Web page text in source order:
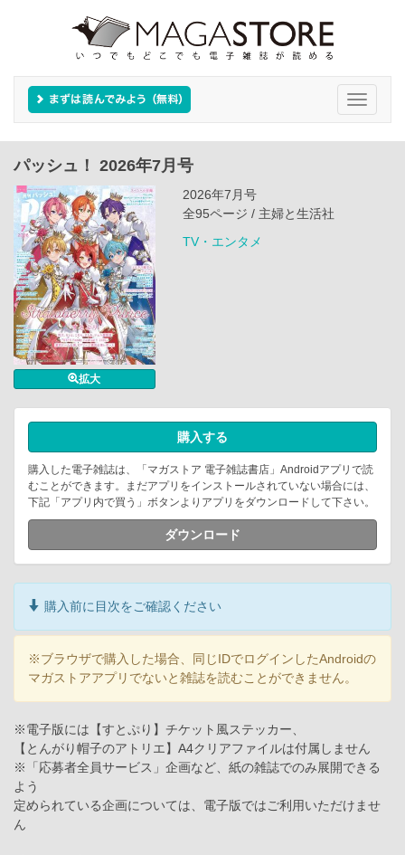
Toggle
パッシュ！ 2026年7月号
拡大
2026年7月号
全95ページ / 主婦と生活社
TV・エンタメ
購入する
購入した電子雑誌は、「マガストア 電子雑誌書店」Androidアプリで読
むことができます。まだアプリをインストールされていない場合には、
下記「アプリ内で買う」ボタンよりアプリをダウンロードして下さい。
ダウンロード
購入前に目次をご確認ください
※ブラウザで購入した場合、同じIDでログインしたAndroidの
マガストアアプリでないと雑誌を読むことができません。
※電子版には【すとぷり】チケット風ステッカー、
【とんがり帽子のアトリエ】A4クリアファイルは付属しません
※「応募者全員サービス」企画など、紙の雑誌でのみ展開できる
よう
定められている企画については、電子版ではご利用いただけませ
ん